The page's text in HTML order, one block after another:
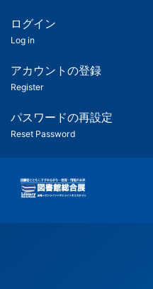
ツ
匿
名
ユ
ー
ー
用
メ
ログイン
Log in
アカウントの登録
Register
パスワードの再設定
Reset Password